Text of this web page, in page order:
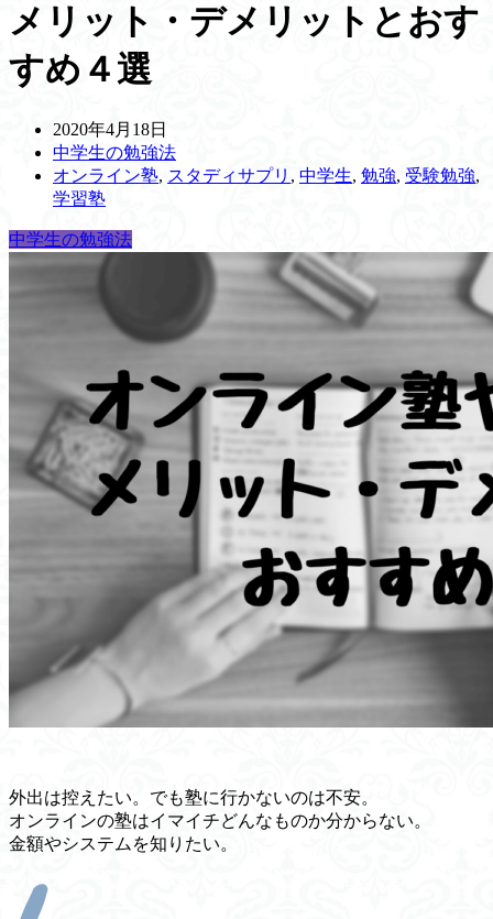
メリット・デメリットとおす
すめ４選
2020年4月18日
中学生の勉強法
オンライン塾, スタディサプリ , 中学生, 勉強, 受験勉強,
学習塾
中学生の勉強法
外出は控えたい。でも塾に行かないのは不安。
オンラインの塾はイマイチどんなものか分からない。
金額やシステムを知りたい。